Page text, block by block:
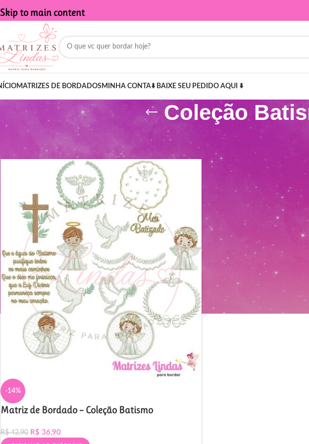
Skip to main content
MATRIZES DE BORDADOSMINHA CONTA⬇️ BAIXE SEU PEDIDO AQUI ⬇️
Coleção
Produtos marcados com a tag “Coleção Batismo para bordar”
-14%
Matriz de Bordado – Coleção Batismo
R$42,90 R$ 36,90